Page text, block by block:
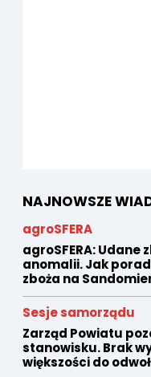
NAJNOWSZE
agroSFERA
agroSFERA: Udane
anomalii. Jak
zboża na
Sesje samorządu
Zarząd Powiatu
stanowisku. Brak
większości do